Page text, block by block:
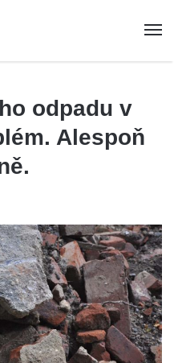
odpadu v
Alespoň